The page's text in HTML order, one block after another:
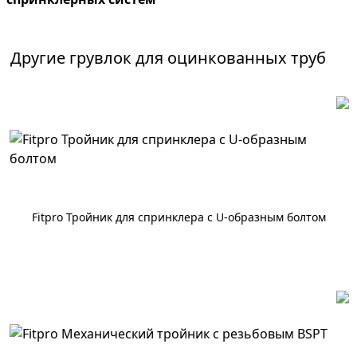
Другие грувлок для оцинкованных труб
Fitpro Тройник для спринклера с U-образным болтом